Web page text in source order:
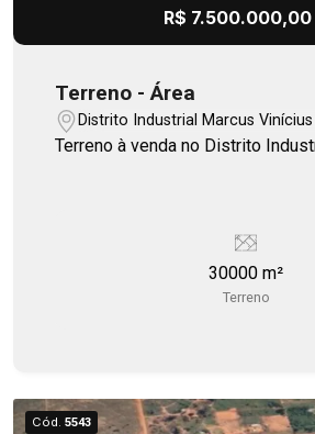
R$ 7.500.000,00
Terreno - Área
Distrito Industrial Marcus
Bauru/SP
Terreno à venda no Distrito
30000 m²
Terreno
Cód. 5543